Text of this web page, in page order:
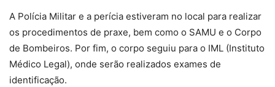
A Polícia Militar e a perícia estiveram no local para realizar
os procedimentos de praxe, bem como o SAMU e o Corpo
de Bombeiros. Por fim, o corpo seguiu para o IML (Instituto
Médico Legal), onde serão realizados exames de
identificação.